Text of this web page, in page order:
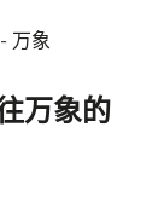
万象
万象的
筛选条件。